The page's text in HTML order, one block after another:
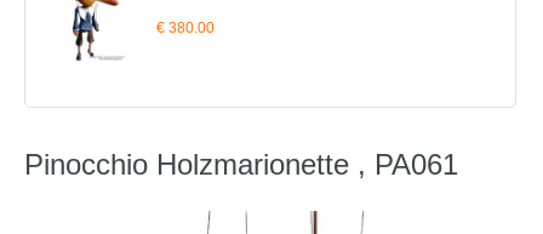
€ 380.00
Pinocchio Holzmarionette , PA061